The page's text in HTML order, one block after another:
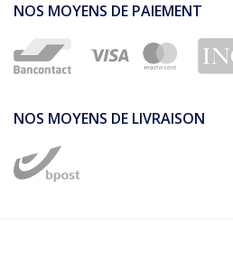
NOS MOYENS DE PAIEMENT
NOS MOYENS DE LIVRAISON